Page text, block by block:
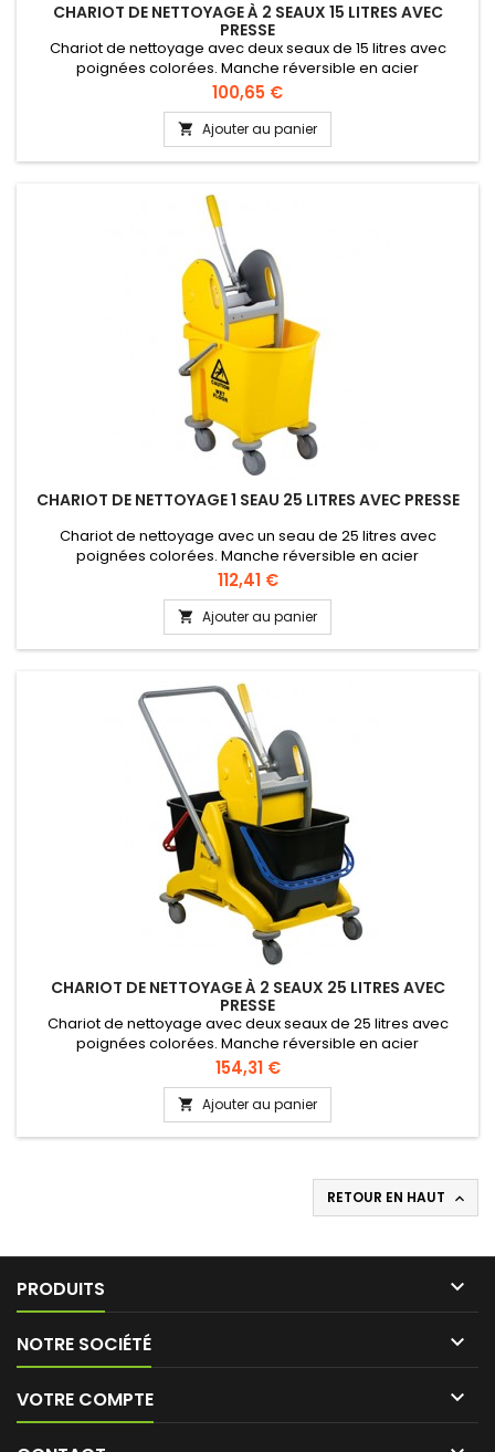
CHARIOT DE NETTOYAGE À 2 SEAUX 15 LITRES AVEC
PRESSE
Chariot de nettoyage avec deux seaux de 15 litres avec
poignées colorées. Manche réversible en acier
anticorrosion. 4 roues rotatives de diamètre 80 mm.
Prix
100,65 €
 Ajouter au panier
CHARIOT DE NETTOYAGE 1 SEAU 25 LITRES AVEC PRESSE
Chariot de nettoyage avec un seau de 25 litres avec
poignées colorées. Manche réversible en acier
anticorrosion. 4 roues rotatives de diamètre 80 mm.
Prix
112,41 €
 Ajouter au panier
CHARIOT DE NETTOYAGE À 2 SEAUX 25 LITRES AVEC
PRESSE
Chariot de nettoyage avec deux seaux de 25 litres avec
poignées colorées. Manche réversible en acier
anticorrosion. 4 roues rotatives de diamètre 80 mm.
Prix
154,31 €
 Ajouter au panier
RETOUR EN HAUT 
PRODUITS 
NOTRE SOCIÉTÉ 
VOTRE COMPTE 